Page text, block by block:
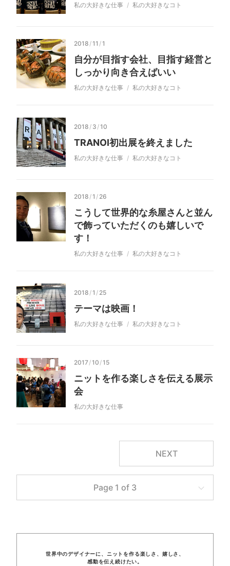
私の大好きな仕事 私の大好きなコト
2018 /11 /1
自分が目指す会社、目指す経営と
しっかり向き合えばいい
私の大好きな仕事 私の大好きなコト
2018 / 3 /10
TRANOI初出展を終えました
私の大好きな仕事 私の大好きなコト
2018 /1 / 26
こうして世界的な糸屋さんと並ん
で飾っていただくのも嬉しいで
す！
私の大好きな仕事 私の大好きなコト
2018 /1 / 25
テーマは映画！
私の大好きな仕事 私の大好きなコト
2017/10 /15
ニットを作る楽しさを伝える展示
会
私の大好きな仕事
Page 1 of 3
NEXT
世界中のデザイナーに、 ニットを作る楽しさ、 嬉しさ、
感動を伝え 続けたい。